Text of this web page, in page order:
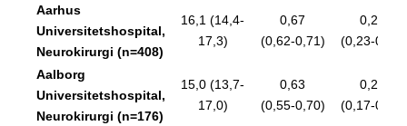
Aarhus
Universitetshospital,
Neurokirurgi (n=408)
16,1 (14,4-
17,3)
0,67
(0,62-0,71)
0,28
(0,23-0,32)
Aalborg
Universitetshospital,
Neurokirurgi (n=176)
15,0 (13,7-
17,0)
0,63
(0,55-0,70)
0,23
(0,17-0,30)